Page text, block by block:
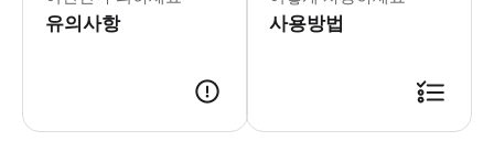
유의사항 사용방법